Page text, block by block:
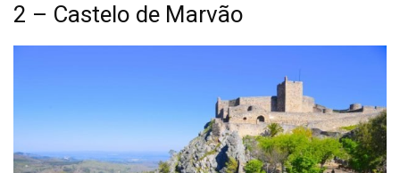
2 – Castelo de Marvão